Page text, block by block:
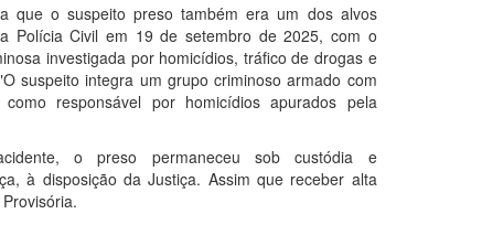
que o suspeito preso também era um dos alvos
Polícia Civil em 19 de setembro de 2025, com o
investigada por homicídios, tráfico de drogas e
suspeito integra um grupo criminoso armado com
responsável por homicídios apurados pela
o preso permaneceu sob custódia e
à disposição da Justiça. Assim que receber alta